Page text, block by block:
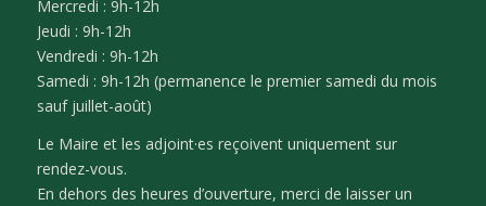
Mercredi : 9h-12h
Jeudi : 9h-12h
Vendredi : 9h-12h
Samedi : 9h-12h (permanence le premier samedi du mois
sauf juillet-août)
Le Maire et les adjoint·es reçoivent uniquement sur
rendez-vous.
En dehors des heures d’ouverture, merci de laisser un